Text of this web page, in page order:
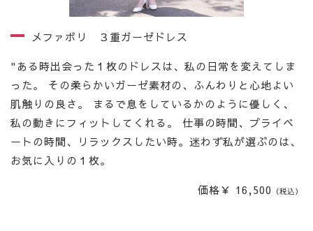
メファボリ ３重ガーゼドレス
"ある時出会った１枚のドレスは、私の日常を変えてしま
った。 その柔らかいガーゼ素材の、ふんわりと心地よい
肌触りの良さ。 まるで息をしているかのように優しく、
私の動きにフィットしてくれる。 仕事の時間、プライベ
ートの時間、リラックスしたい時。迷わず私が選ぶのは、
お気に入りの１枚。
価格￥ 16,500 （税込）